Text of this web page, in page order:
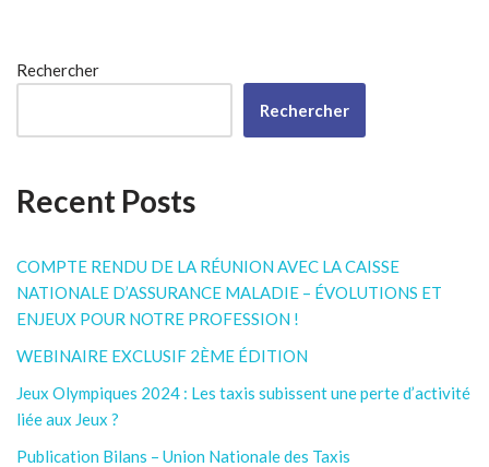
Rechercher
Rechercher
Recent Posts
COMPTE RENDU DE LA RÉUNION AVEC LA CAISSE
NATIONALE D’ASSURANCE MALADIE – ÉVOLUTIONS ET
ENJEUX POUR NOTRE PROFESSION !
WEBINAIRE EXCLUSIF 2ÈME ÉDITION
Jeux Olympiques 2024 : Les taxis subissent une perte d’activité
liée aux Jeux ?
Publication Bilans – Union Nationale des Taxis